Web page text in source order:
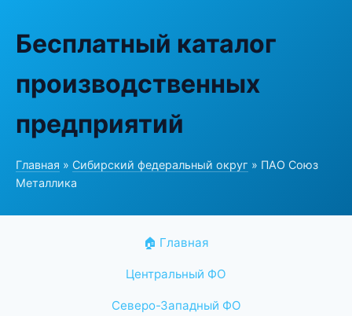
Бесплатный каталог
производственных
предприятий
Главная » Сибирский федеральный округ » ПАО Союз
Металлика
🏠 Главная
Центральный ФО
Северо-Западный ФО